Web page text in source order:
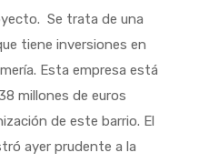
Se trata de una
tiene inversiones en
Esta empresa está
millones de euros
de este barrio. El
ayer prudente a la